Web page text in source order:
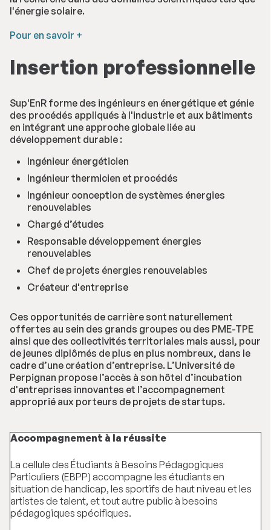
l'énergie solaire.
Pour en savoir +
Insertion professionnelle
Sup'EnR forme des ingénieurs en énergétique et génie
des procédés appliqués à l'industrie et aux bâtiments
en intégrant une approche globale liée au
développement durable :
Ingénieur énergéticien
Ingénieur thermicien et procédés
Ingénieur conception de systèmes énergies
renouvelables
Chargé d’études
Responsable développement énergies
renouvelables
Chef de projets énergies renouvelables
Créateur d'entreprise
Ces opportunités de carrière sont naturellement
offertes au sein des grands groupes ou des PME-TPE
ainsi que des collectivités territoriales mais aussi, pour
de jeunes diplômés de plus en plus nombreux, dans le
cadre d’une création d’entreprise. L’Université de
Perpignan propose l’accès à son hôtel d’incubation
d'entreprises innovantes et l’accompagnement
approprié aux porteurs de projets de startups.
Accompagnement à la réussite
La cellule des Étudiants à Besoins Pédagogiques
Particuliers (EBPP) accompagne les étudiants en
situation de handicap, les sportifs de haut niveau et les
artistes de talent, et tout autre public à besoins
pédagogiques spécifiques.